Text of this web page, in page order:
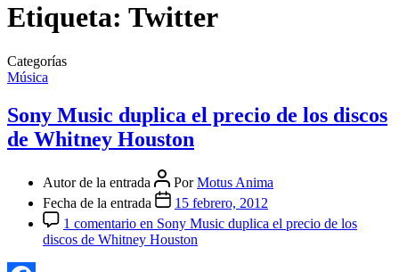
Etiqueta: Twitter
Categorías
Música
Sony Music duplica el precio de los discos
de Whitney Houston
Autor de la entrada PorMotus Anima
Fecha de la entrada
15 febrero, 2012
1 comentario en Sony Music duplica el precio de los
discos de Whitney Houston